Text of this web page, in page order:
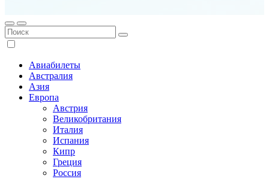
Авиабилеты
Австралия
Азия
Европа
Австрия
Великобритания
Италия
Испания
Кипр
Греция
Россия